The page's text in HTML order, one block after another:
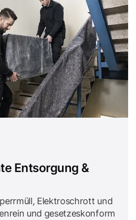
Entsorgung &
Elektroschrott und
und gesetzeskonform